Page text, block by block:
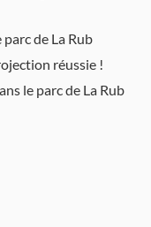
de La Rub
réussie !
le parc de La Rub